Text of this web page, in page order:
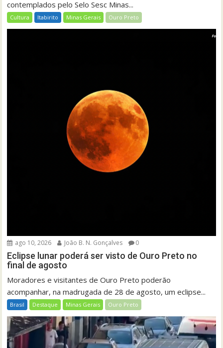
contemplados pelo Selo Sesc Minas...
Cultura Itabirito Minas Gerais Ouro Preto
ago 10, 2026 João B. N. Gonçalves 0
Eclipse lunar poderá ser visto de Ouro Preto no
final de agosto
Moradores e visitantes de Ouro Preto poderão
acompanhar, na madrugada de 28 de agosto, um eclipse...
Brasil Destaque Minas Gerais Ouro Preto